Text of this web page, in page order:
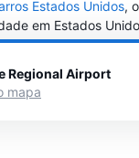
Estados Unidos,
em Estados
Regional Airport
mapa